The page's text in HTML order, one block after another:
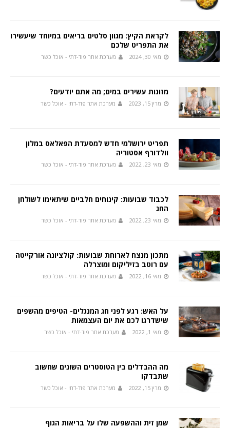
לקראת הקיץ: מגוון סלטים בריאים במיוחד שיעשירו
את התפריט שלכם
מאי 30, 2024 מערכת אתר פוד-דתי - אוכל כשר
מזונות עשירים במים; מה אתם יודעים?
מרץ 15, 2023 מערכת אתר פוד-דתי - אוכל כשר
תפריט ירושלמי חדש למסעדת הפאלאס במלון
וולדורף אסטוריה
מאי 23, 2022 מערכת אתר פוד-דתי - אוכל כשר
לכבוד שבועות: קינוחים חלביים שיתאימו לשולחן
החג
מאי 23, 2022 מערכת אתר פוד-דתי - אוכל כשר
מתכון מנצח לארוחת שבועות: קולציונה אורקייטה
עם רוטב בזיליקום ומוצרלה
מאי 16, 2022 מערכת אתר פוד-דתי - אוכל כשר
על האש: רגע לפני חג המנגלים- הטיפים מהשפים
שישדרגו לכם את יום העצמאות
מאי 1, 2022 מערכת אתר פוד-דתי - אוכל כשר
מה ההבדלים בין הטוסטרים השונים שחשוב
שתבדקו
מרץ 15, 2022 מערכת אתר פוד-דתי - אוכל כשר
שמן זית וההשפעה שלו על בריאות הגוף